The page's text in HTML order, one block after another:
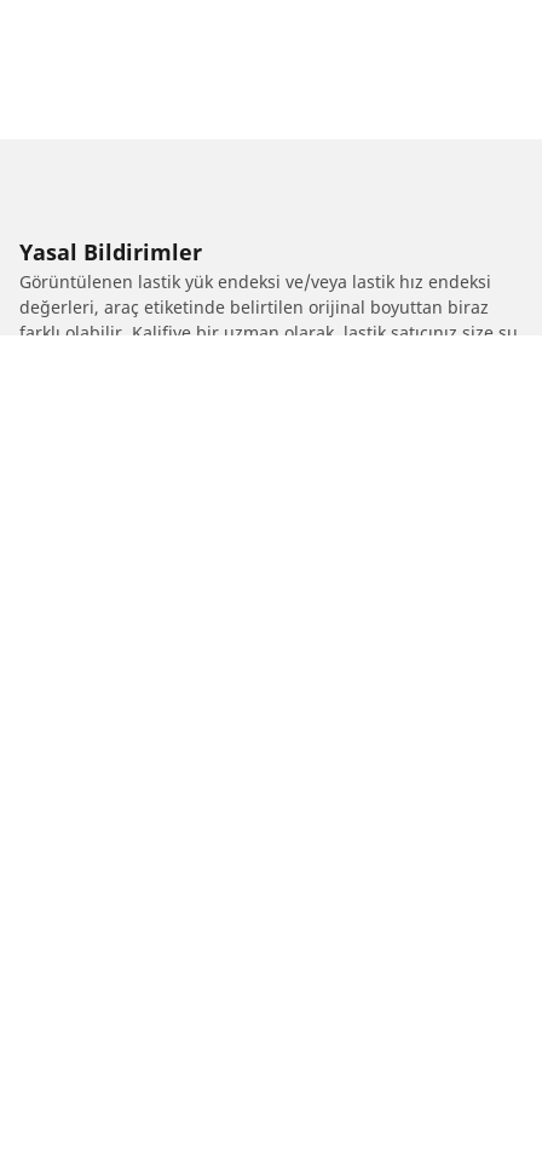
Yasal Bildirimler
Görüntülenen lastik yük endeksi ve/veya lastik hız endeksi
değerleri, araç etiketinde belirtilen orijinal boyuttan biraz
farklı olabilir. Kalifiye bir uzman olarak, lastik satıcınız size şu